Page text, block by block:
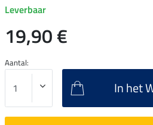
Leverbaar
19,90 €
Aantal:
In het